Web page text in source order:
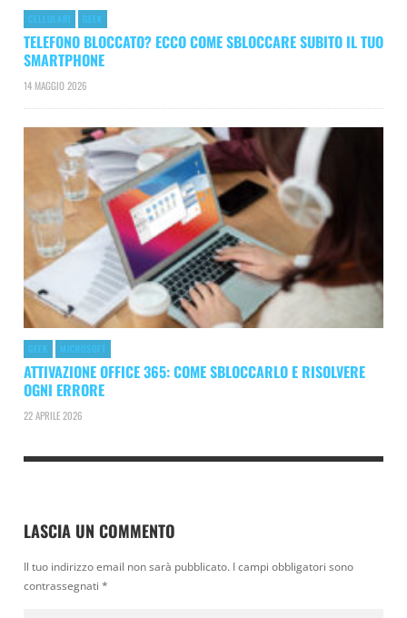
CELLULARI GEEK
TELEFONO BLOCCATO? ECCO COME SBLOCCARE SUBITO IL TUO
SMARTPHONE
14 MAGGIO 2026
GEEK MICROSOFT
ATTIVAZIONE OFFICE 365: COME SBLOCCARLO E RISOLVERE
OGNI ERRORE
22 APRILE 2026
LASCIA UN COMMENTO
Il tuo indirizzo email non sarà pubblicato. I campi obbligatori sono
contrassegnati *